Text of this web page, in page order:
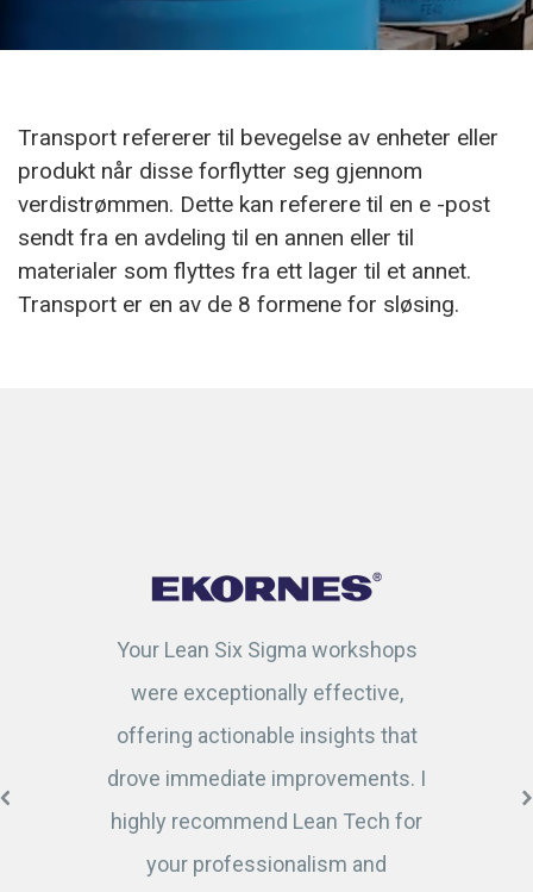
Transport refererer til bevegelse av enheter eller
produkt når disse forflytter seg gjennom
verdistrømmen. Dette kan referere til en e -post
sendt fra en avdeling til en annen eller til
materialer som flyttes fra ett lager til et annet.
Transport er en av de 8 formene for sløsing.
Your Lean Six Sigma workshops
were exceptionally effective,
offering actionable insights that
drove immediate improvements. I
highly recommend Lean Tech for
your professionalism and